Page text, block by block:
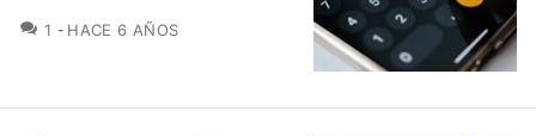
1 COMENTARIOS
HACE 6 AÑOS